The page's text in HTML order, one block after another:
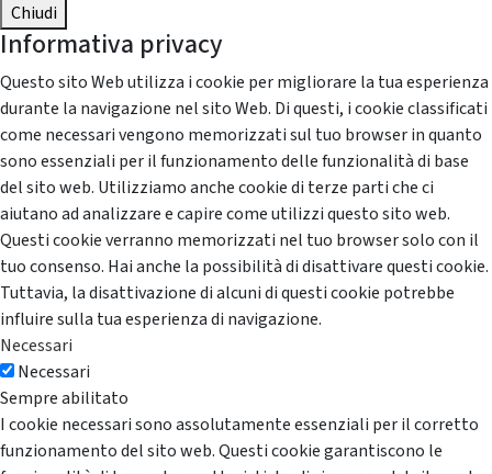
Chiudi
Informativa privacy
Questo sito Web utilizza i cookie per migliorare la tua esperienza
durante la navigazione nel sito Web. Di questi, i cookie classificati
come necessari vengono memorizzati sul tuo browser in quanto
sono essenziali per il funzionamento delle funzionalità di base
del sito web. Utilizziamo anche cookie di terze parti che ci
aiutano ad analizzare e capire come utilizzi questo sito web.
Questi cookie verranno memorizzati nel tuo browser solo con il
tuo consenso. Hai anche la possibilità di disattivare questi cookie.
Tuttavia, la disattivazione di alcuni di questi cookie potrebbe
influire sulla tua esperienza di navigazione.
Necessari
Necessari
Sempre abilitato
I cookie necessari sono assolutamente essenziali per il corretto
funzionamento del sito web. Questi cookie garantiscono le